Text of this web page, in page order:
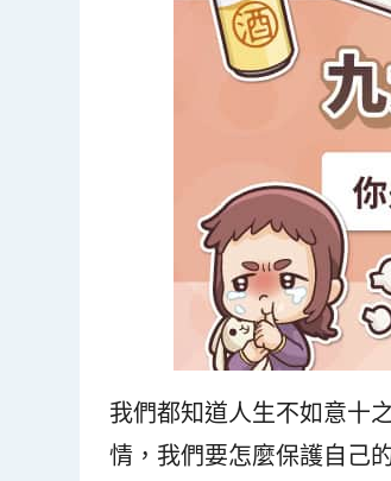
我們都知道人生不如意十
情，我們要怎麼保護自己